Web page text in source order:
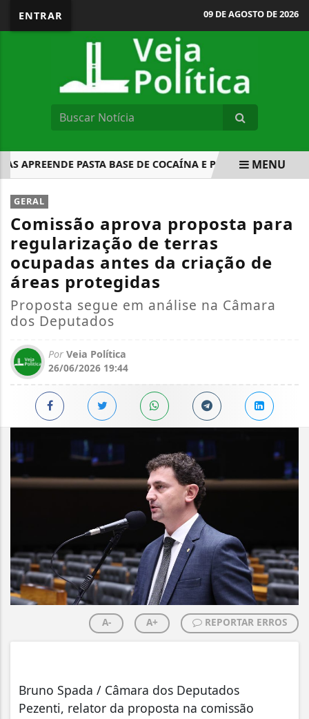
ENTRAR 09 DE AGOSTO DE 2026
PASTA BASE DE COCAÍNA E PRENDE DOIS
EM ALTA
MENU
GERAL
Comissão aprova proposta para
regularização de terras
ocupadas antes da criação de
áreas protegidas
Proposta segue em análise na Câmara
dos Deputados
Por Veia Política
26/06/2026 19:44
A- A+ REPORTAR ERROS
Bruno Spada / Câmara dos Deputados
Pezenti, relator da proposta na comissão